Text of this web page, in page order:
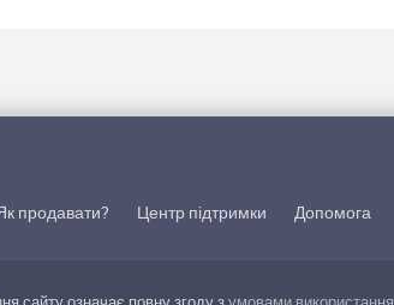
продавати? Центр підтримки Допомога